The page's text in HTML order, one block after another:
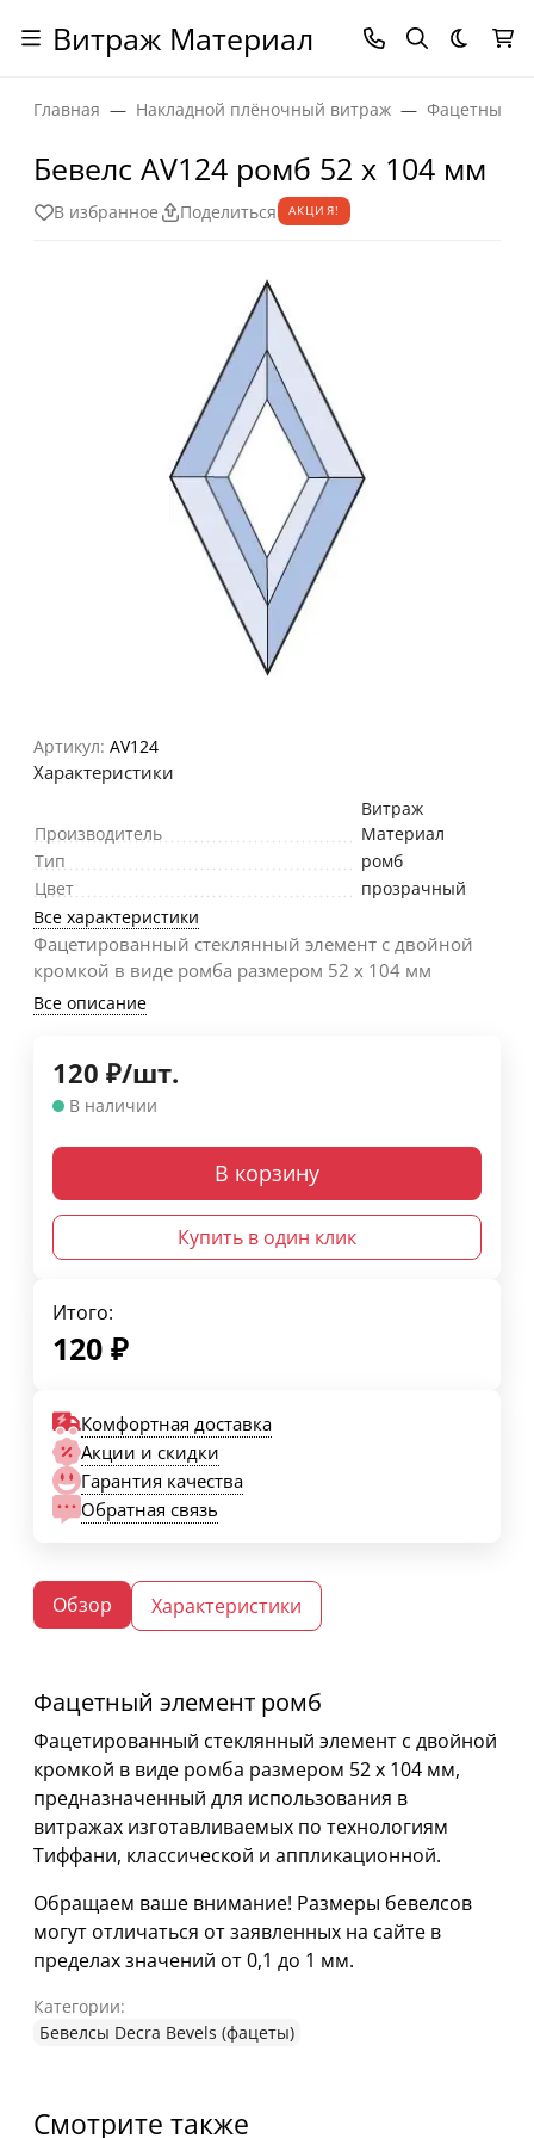
Витраж Материал Темная
Главная Накладной плёночный витраж Фацетные
Бевелс AV124 ромб 52 х 104 мм
В избранное Поделиться АКЦИЯ!
Артикул: AV124
Характеристики
Производитель
Витраж
Материал
Тип
ромб
Цвет
прозрачный
Все характеристики
Фацетированный стеклянный элемент с двойной
кромкой в виде ромба размером 52 х 104 мм
Все описание
120 ₽/шт.
В наличии
В корзину
Купить в один клик
Итого:
120 ₽
Комфортная доставка
Акции и скидки
Гарантия качества
Обратная связь
Обзор Характеристики
Фацетный элемент ромб
Фацетированный стеклянный элемент с двойной
кромкой в виде ромба размером 52 х 104 мм,
предназначенный для использования в
витражах изготавливаемых по технологиям
Тиффани, классической и аппликационной.
Обращаем ваше внимание! Размеры бевелсов
могут отличаться от заявленных на сайте в
пределах значений от 0,1 до 1 мм.
Категории:
Бевелсы Decra Bevels (фацеты)
Смотрите также